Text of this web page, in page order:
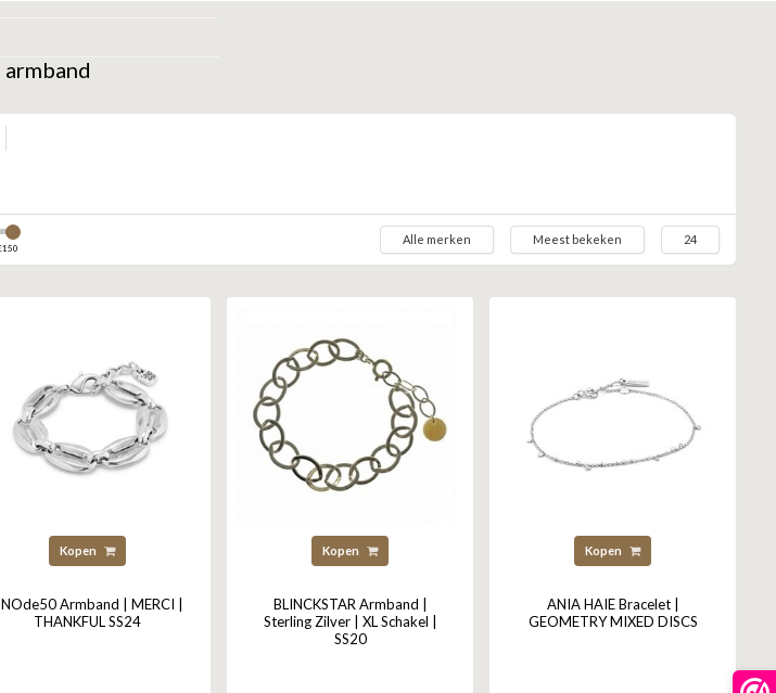
150
Alle merken Meest bekeken 24
Kopen
Armband | MERCI |
THANKFUL SS24
Kopen
BLINCKSTAR Armband |
Sterling Zilver | XL Schakel |
SS20
Kopen
ANIA HAIE Bracelet |
GEOMETRY MIXED DISCS